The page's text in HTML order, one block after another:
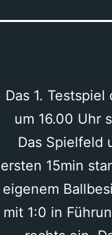
Das 1.
um 16.00 Uhr
Das Spielfeld
ersten 15min
eigenem
mit 1:0 in